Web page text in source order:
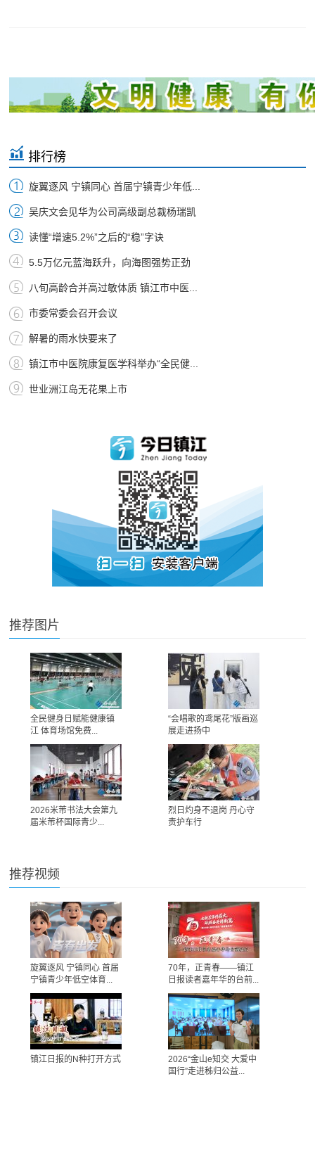
排行榜
旋翼逐风 宁镇同心 首届宁镇青少年低...
吴庆文会见华为公司高级副总裁杨瑞凯
读懂“增速5.2%”之后的“稳”字诀
5.5万亿元蓝海跃升，向海图强势正劲
八旬高龄合并高过敏体质 镇江市中医...
市委常委会召开会议
解暑的雨水快要来了
镇江市中医院康复医学科举办“全民健...
世业洲江岛无花果上市
推荐图片
全民健身日赋能健康镇
江 体育场馆免费...
“会唱歌的鸢尾花”版画巡
展走进扬中
2026米芾书法大会第九
届米芾杯国际青少...
烈日灼身不退岗 丹心守
责护车行
推荐视频
旋翼逐风 宁镇同心 首届
宁镇青少年低空体育...
70年，正青春——镇江
日报读者嘉年华的台前...
镇江日报的N种打开方式
2026“金山e知交 大爱中
国行”走进秭归公益...